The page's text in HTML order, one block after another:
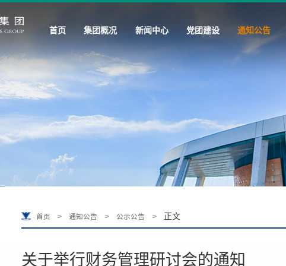
首页 集团概况 新闻中心 党团建设 通知公告
首页 > 通知公告 > 公示公告 > 正文
关于举行财务管理研讨会的通知